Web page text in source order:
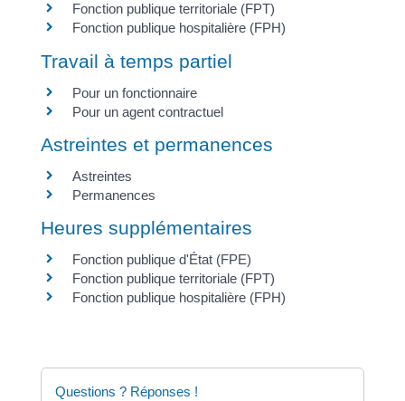
Fonction publique territoriale (FPT)
Fonction publique hospitalière (FPH)
Travail à temps partiel
Pour un fonctionnaire
Pour un agent contractuel
Astreintes et permanences
Astreintes
Permanences
Heures supplémentaires
Fonction publique d'État (FPE)
Fonction publique territoriale (FPT)
Fonction publique hospitalière (FPH)
Questions ? Réponses !